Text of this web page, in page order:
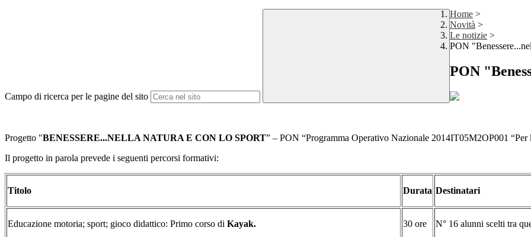
Campo di ricerca per le pagine del sito
Home >
Novità >
Le notizie >
PON
PON
Progetto "BENESSERE...NELLA NATURA E CON LO SPORT” – PON “Programma Operativo Nazionale 2014IT05M2OP001 “Per
Il progetto in parola prevede i seguenti percorsi formativi:
Titolo Durata Destinatari
Educazione motoria; sport; gioco didattico: Primo corso di Kayak. 30 ore N° 16 alunni scelti tra